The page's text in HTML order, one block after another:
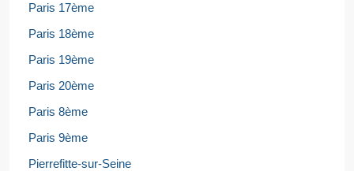
Paris 17ème
Paris 18ème
Paris 19ème
Paris 20ème
Paris 8ème
Paris 9ème
Pierrefitte-sur-Seine